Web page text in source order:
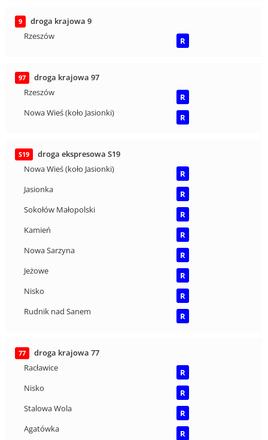
9
droga krajowa 9
Rzeszów
R
97
droga krajowa 97
Rzeszów
R
Nowa Wieś (koło Jasionki)
R
S19
droga ekspresowa S19
Nowa Wieś (koło Jasionki)
R
Jasionka
R
Sokołów Małopolski
R
Kamień
R
Nowa Sarzyna
R
Jeżowe
R
Nisko
R
Rudnik nad Sanem
R
77
droga krajowa 77
Racławice
R
Nisko
R
Stalowa Wola
R
Agatówka
R